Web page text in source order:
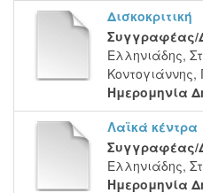
Δισκοκριτική
Συγγραφέας/
Ελληνιάδης,
Κοντογιάννης,
Ημερομηνία
Λαϊκά κέντρα
Συγγραφέας/
Ελληνιάδης,
Ημερομηνία